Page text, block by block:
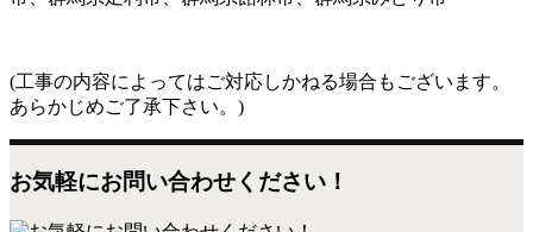
(工事の内容によってはご対応しかねる場合もございます。
あらかじめご了承下さい。)
お気軽にお問い合わせください！